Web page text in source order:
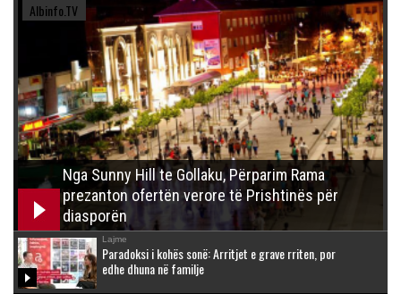
Albinfo.TV
Nga Sunny Hill te Gollaku, Përparim Rama
prezanton ofertën verore të Prishtinës për
diasporën
Lajme
Paradoksi i kohës sonë: Arritjet e grave rriten, por
edhe dhuna në familje